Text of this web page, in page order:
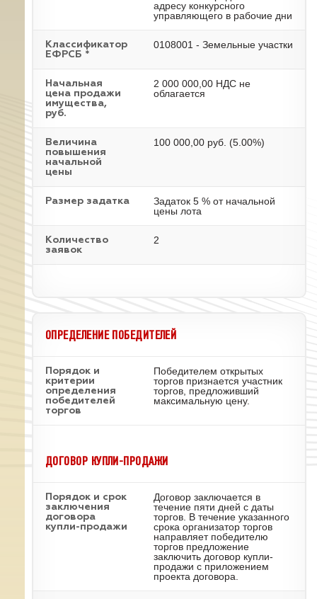
адресу конкурсного
управляющего в рабочие дни
Классификатор
ЕФРСБ *
0108001 - Земельные участки
Начальная
цена продажи
имущества,
руб.
2 000 000,00 НДС не
облагается
Величина
повышения
начальной
цены
100 000,00 руб. (5.00%)
Размер задатка
Задаток 5 % от начальной
цены лота
Количество
заявок
2
ОПРЕДЕЛЕНИЕ ПОБЕДИТЕЛЕЙ
Порядок и
критерии
определения
победителей
торгов
Победителем открытых
торгов признается участник
торгов, предложивший
максимальную цену.
ДОГОВОР КУПЛИ-ПРОДАЖИ
Порядок и срок
заключения
договора
купли-продажи
Договор заключается в
течение пяти дней с даты
торгов. В течение указанного
срока организатор торгов
направляет победителю
торгов предложение
заключить договор купли-
продажи с приложением
проекта договора.